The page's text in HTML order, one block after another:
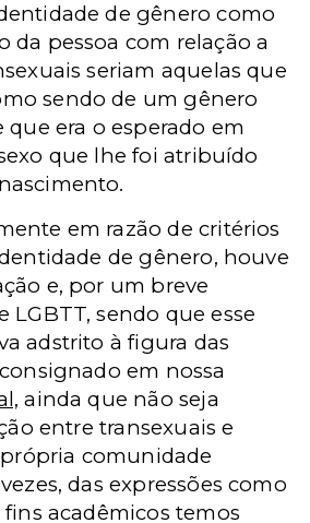
de gênero como
da pessoa com relação a
seriam aquelas que
sendo de um gênero
era o esperado em
que lhe foi atribuído
em razão de critérios
de gênero, houve
e, por um breve
LGBTT, sendo que esse
adstrito à figura das
em nossa
ainda que não seja
entre transexuais e
comunidade
das expressões como
acadêmicos temos